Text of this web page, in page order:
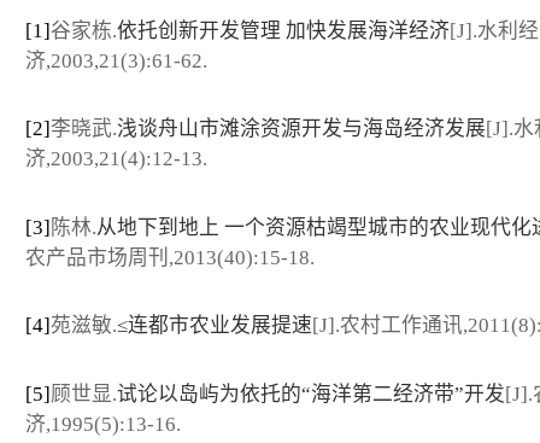
[1]谷家栋.依托创新开发管理 加快发展海洋经济[J].水利经
济,2003,21(3):61-62.
[2]李晓武.浅谈舟山市滩涂资源开发与海岛经济发展[J].水
济,2003,21(4):12-13.
[3] 陈林.从地下到地上 一个资源枯竭型城市的农业现代化
农产品市场周刊,2013(40):15-18.
[4]苑滋敏.≤连都市农业发展提速[J].农村工作通讯
[5]顾世显.试论以岛屿为依托的“海洋第二经济带”开发[J].
济,1995(5):13-16.